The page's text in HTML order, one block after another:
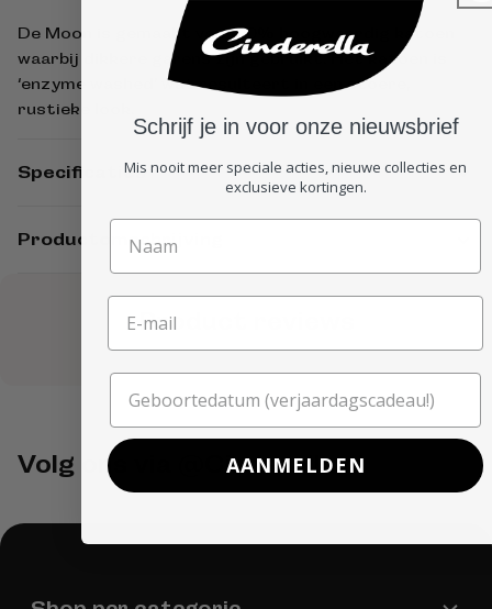
De Moon is gemaakt van 100% hoogwaardig katoen
waarbij dikkere garens zijn gebruikt. Het katoen is
‘enzyme washed’ wat resulteert in een stoere,
rustieke look.
Specificaties
Productomschrijving
Product reviews
Volg ons via @Cinderella.nl
Schrijf je in voor onze nieuwsbrief
Mis nooit meer speciale acties, nieuwe collecties en
exclusieve kortingen.
AANMELDEN